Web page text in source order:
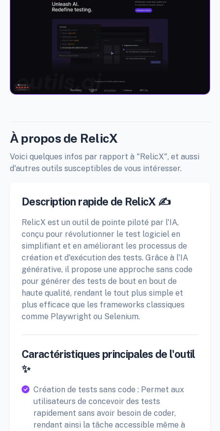
À propos de RelicX
Voici quelques infos par rapport à "RelicX", et aussi
d'autres outils susceptibles de vous intéresser.
Description rapide de RelicX ✍️
RelicX est un outil de pointe piloté par l'IA,
conçu pour révolutionner le test logiciel en
simplifiant et en améliorant les processus de
création et d'exécution des tests. Grâce à l'IA
générative, il propose une approche sans code
pour générer des tests de bout en bout de
haute qualité, rendant le tout plus simple et
plus efficace que les frameworks classiques
comme Playwright ou Selenium.
Caractéristiques principales de l'outil
✨
Création de tests sans code : Permet aux
utilisateurs de concevoir des tests
rapidement sans avoir besoin de coder,
rendant ainsi la tâche accessible même à